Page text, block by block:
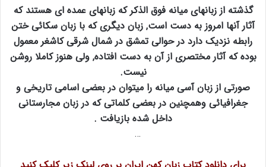
گذشته از زبانهای میانه فوق الذکر که زبانهای عمده ای هستند که
آثار آنها امروز به دست است‚ زبان دیگری که با زبان سکائی ختن
رابطه نزدیک دارد در حوالی تمشق در شمال شرقی کاشغر معمول
بوده که آثار مختصری از آن به دست افتاده‚ ولی هنوز کاملا روشن
نیست.
صورتی از زبان آسی میانه را میتوان در بعضی اسامی تاریخی و
جغرافیائی وهمچنین در بعضی کلماتی که در زبان مجارستانی
داخل شده بازیافت .
…